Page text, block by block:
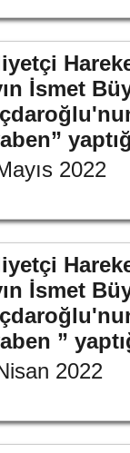
İsmet
2022
İsmet
”
2022